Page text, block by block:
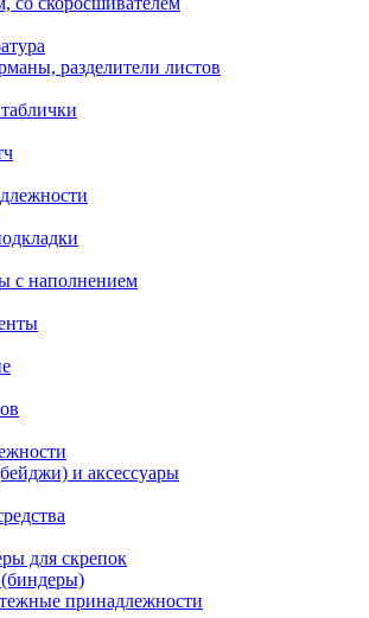
разделители листов
с наполнением
и аксессуары
для скрепок
принадлежности